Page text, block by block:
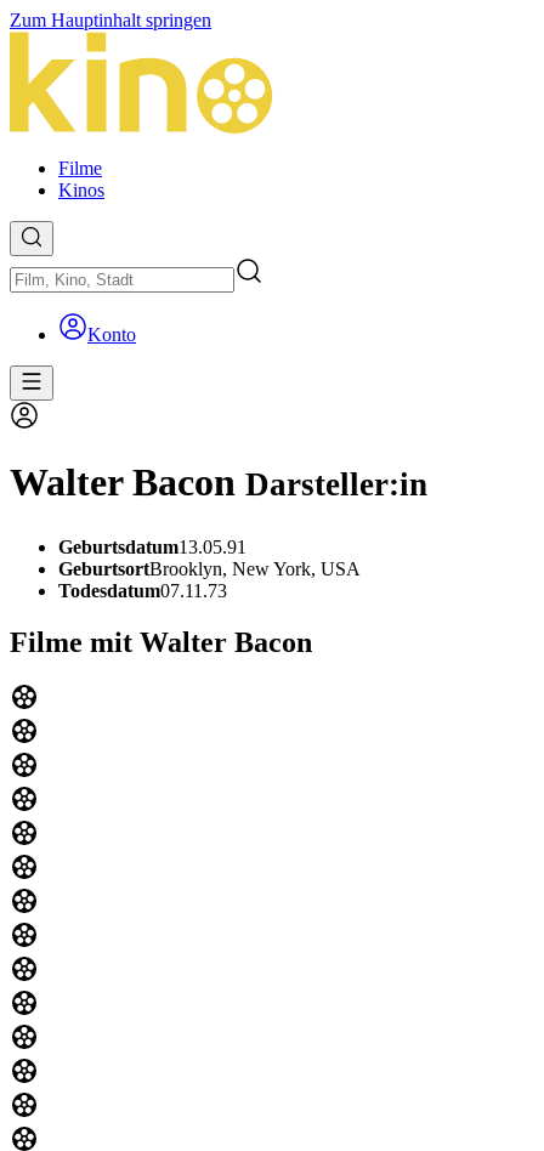
Zum Hauptinhalt springen
Filme
Kinos
Konto
Walter Bacon Darsteller:in
Geburtsdatum13.05.91
GeburtsortBrooklyn, New York, USA
Todesdatum07.11.73
Filme mit Walter Bacon